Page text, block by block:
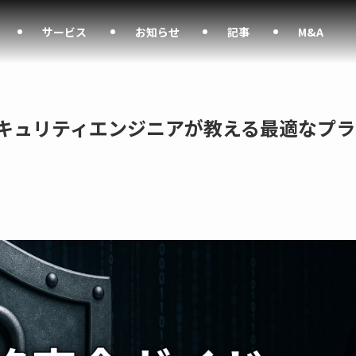
サービス お知らせ 記事 M&A
リティエンジニアが教える最適なプラ